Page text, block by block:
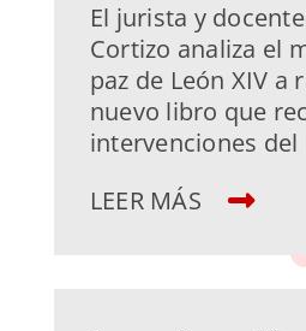
El jurista y
Cortizo analiza el
paz de León XIV a
nuevo libro que
intervenciones del
LEER MÁS